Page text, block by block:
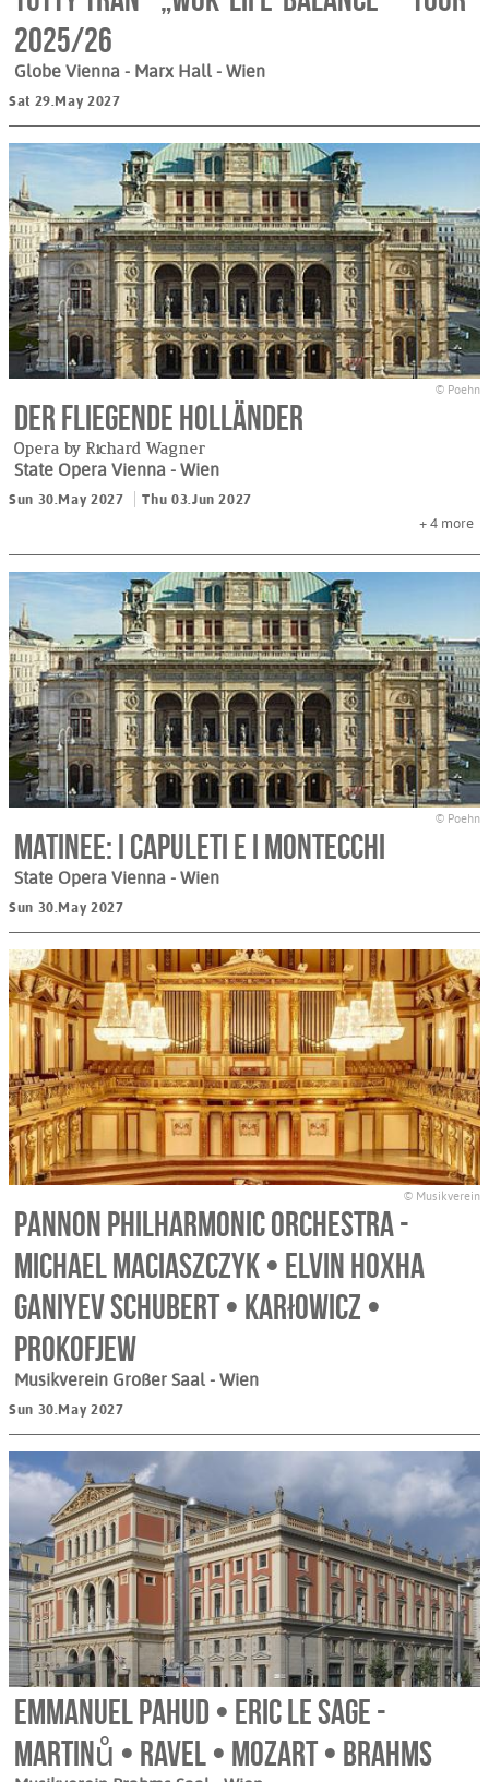
2025/26
Globe Vienna - Marx Hall - Wien
Sat 29.May 2027
© Poehn
Der fliegende Holländer
Opera by Richard Wagner
State Opera Vienna - Wien
Sun 30.May 2027
Thu 03.Jun 2027
+ 4 more
© Poehn
Matinee: I Capuleti e i Montecchi
State Opera Vienna - Wien
Sun 30.May 2027
© Musikverein
Pannon Philharmonic Orchestra -
Michael Maciaszczyk • Elvin Hoxha
Ganiyev Schubert • Karłowicz •
Prokofjew
Musikverein Großer Saal - Wien
Sun 30.May 2027
Emmanuel Pahud • Eric Le Sage -
Martinů • Ravel • Mozart • Brahms